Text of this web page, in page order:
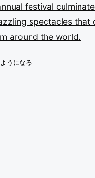
festival
spectacles that
around the world.
うになる